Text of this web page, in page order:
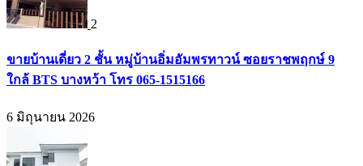
2
ขายบ้านเดี่ยว 2 ชั้น หมู่บ้านอิ่มอัมพรทาวน์ ซอยราชพฤกษ์ 9
ใกล้ BTS บางหว้า โทร 065-1515166
6 มิถุนายน 2026